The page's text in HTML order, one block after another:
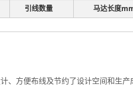
引线数量 马达长度
方便布线及节约了设计空间和生